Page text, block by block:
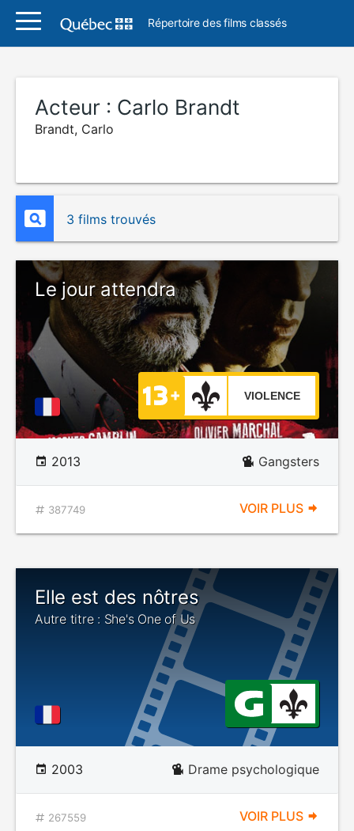
Répertoire des films classés
Acteur : Carlo Brandt
Brandt, Carlo
3 films trouvés
Le jour attendra
VIOLENCE
2013 Gangsters
387749 VOIR PLUS
Elle est des nôtres
Autre titre : She's One of Us
2003 Drame psychologique
267559 VOIR PLUS